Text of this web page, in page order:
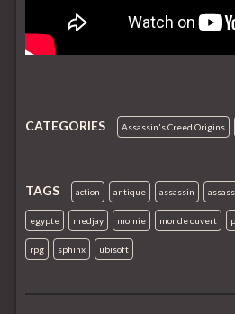
CATEGORIES Assassin's Creed Origins
TAGS action antique assassin
egypte medjay momie monde ouvert
rpg sphinx ubisoft